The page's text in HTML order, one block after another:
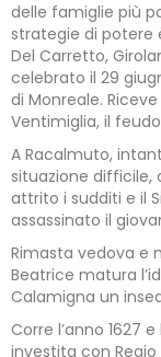
delle famiglie più
strategie di potere
Del Carretto,
celebrato il 29
di Monreale.
Ventimiglia, il
A Racalmuto,
situazione
attrito i sudditi e il
assassinato il
Rimasta vedova e
Beatrice matura
Calamigna un
Corre l’anno 1627
investita con